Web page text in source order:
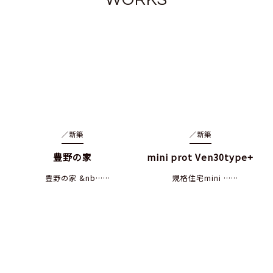
／新築
豊野の家
豊野の家 &nb……
／新築
mini prot Ven30type+
規格住宅mini ……